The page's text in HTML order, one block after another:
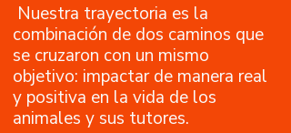
​ Nuestra trayectoria es la
combinación de dos caminos que
se cruzaron con un mismo
objetivo: impactar de manera real
y positiva en la vida de los
animales y sus tutores.​